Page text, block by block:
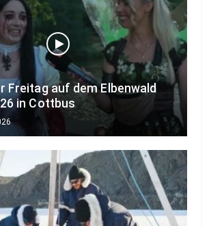
Freitag auf dem Elbenwald
in Cottbus